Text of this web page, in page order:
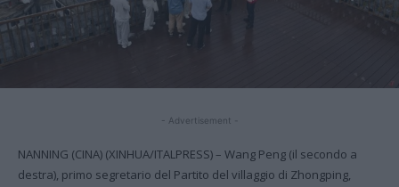
- Advertisement -
NANNING (CINA) (XINHUA/ITALPRESS) – Wang Peng (il secondo a
destra), primo segretario del Partito del villaggio di Zhongping,